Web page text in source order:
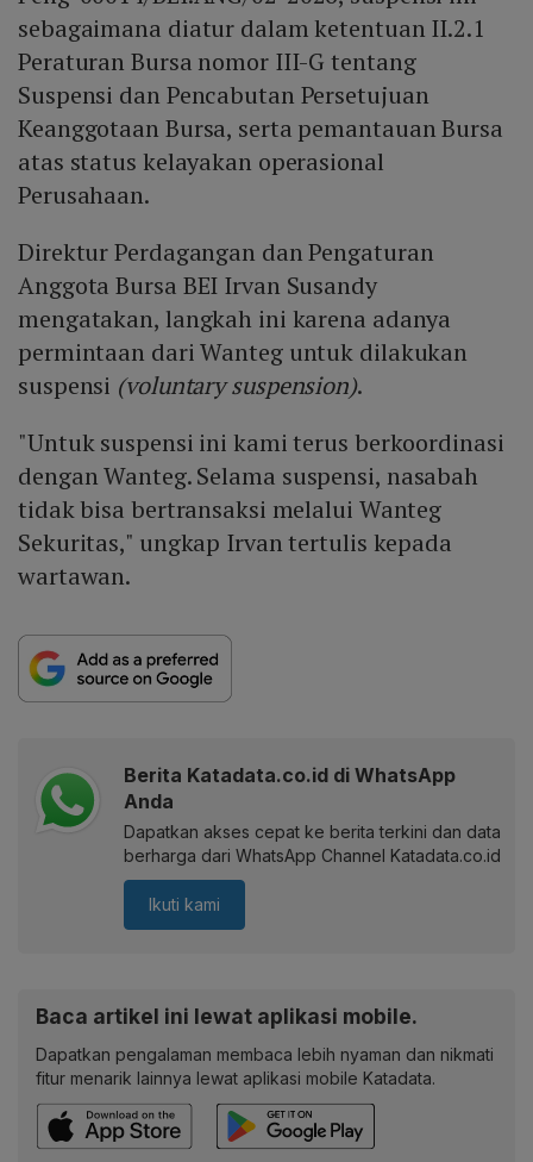
sebagaimana diatur dalam ketentuan II.2.1
Peraturan Bursa nomor III-G tentang
Suspensi dan Pencabutan Persetujuan
Keanggotaan Bursa, serta pemantauan Bursa
atas status kelayakan operasional
Perusahaan.
Direktur Perdagangan dan Pengaturan
Anggota Bursa BEI Irvan Susandy
mengatakan, langkah ini karena adanya
permintaan dari Wanteg untuk dilakukan
suspensi (voluntary suspension).
"Untuk suspensi ini kami terus berkoordinasi
dengan Wanteg. Selama suspensi, nasabah
tidak bisa bertransaksi melalui Wanteg
Sekuritas," ungkap Irvan tertulis kepada
wartawan.
Berita Katadata.co.id di WhatsApp
Anda
Dapatkan akses cepat ke berita terkini dan data
berharga dari WhatsApp Channel Katadata.co.id
Ikuti kami
Baca artikel ini lewat aplikasi mobile.
Dapatkan pengalaman membaca lebih nyaman dan nikmati
fitur menarik lainnya lewat aplikasi mobile Katadata.